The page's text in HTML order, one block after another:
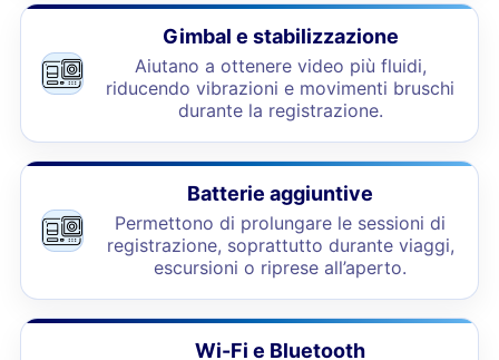
Gimbal e stabilizzazione
Aiutano a ottenere video più fluidi,
riducendo vibrazioni e movimenti bruschi
durante la registrazione.
Batterie aggiuntive
Permettono di prolungare le sessioni di
registrazione, soprattutto durante viaggi,
escursioni o riprese all’aperto.
Wi-Fi e Bluetooth